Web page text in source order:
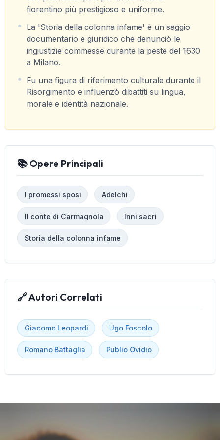
fiorentino più prestigioso e uniforme.
La 'Storia della colonna infame' è un saggio
documentario e giuridico che denunciò le
ingiustizie commesse durante la peste del 1630
a Milano.
Fu una figura di riferimento culturale durante il
Risorgimento e influenzò dibattiti su lingua,
morale e identità nazionale.
📚 Opere Principali
I promessi sposi Adelchi
Il conte di Carmagnola Inni sacri
Storia della colonna infame
🔗 Autori Correlati
Giacomo Leopardi Ugo Foscolo
Romano Battaglia Publio Ovidio